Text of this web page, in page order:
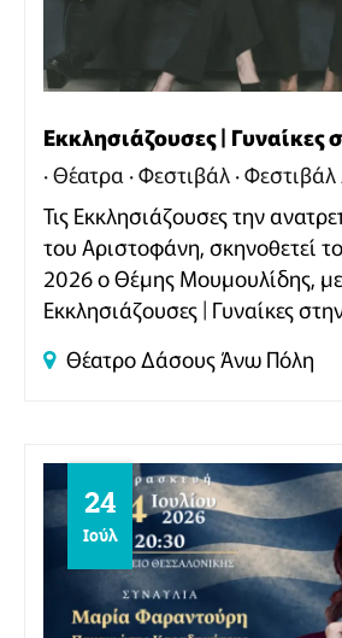
Εκκλησιάζουσες | Γυναίκες
Θέατρα Φεστιβάλ
Τις Εκκλησιάζουσες την
του Αριστοφάνη, σκηνοθετεί
2026 ο Θέμης Μουμουλίδης, με
Εκκλησιάζουσες | Γυναίκες
Θέατρο ΔάσουςΆνω Πόλη
24
Ιούλ